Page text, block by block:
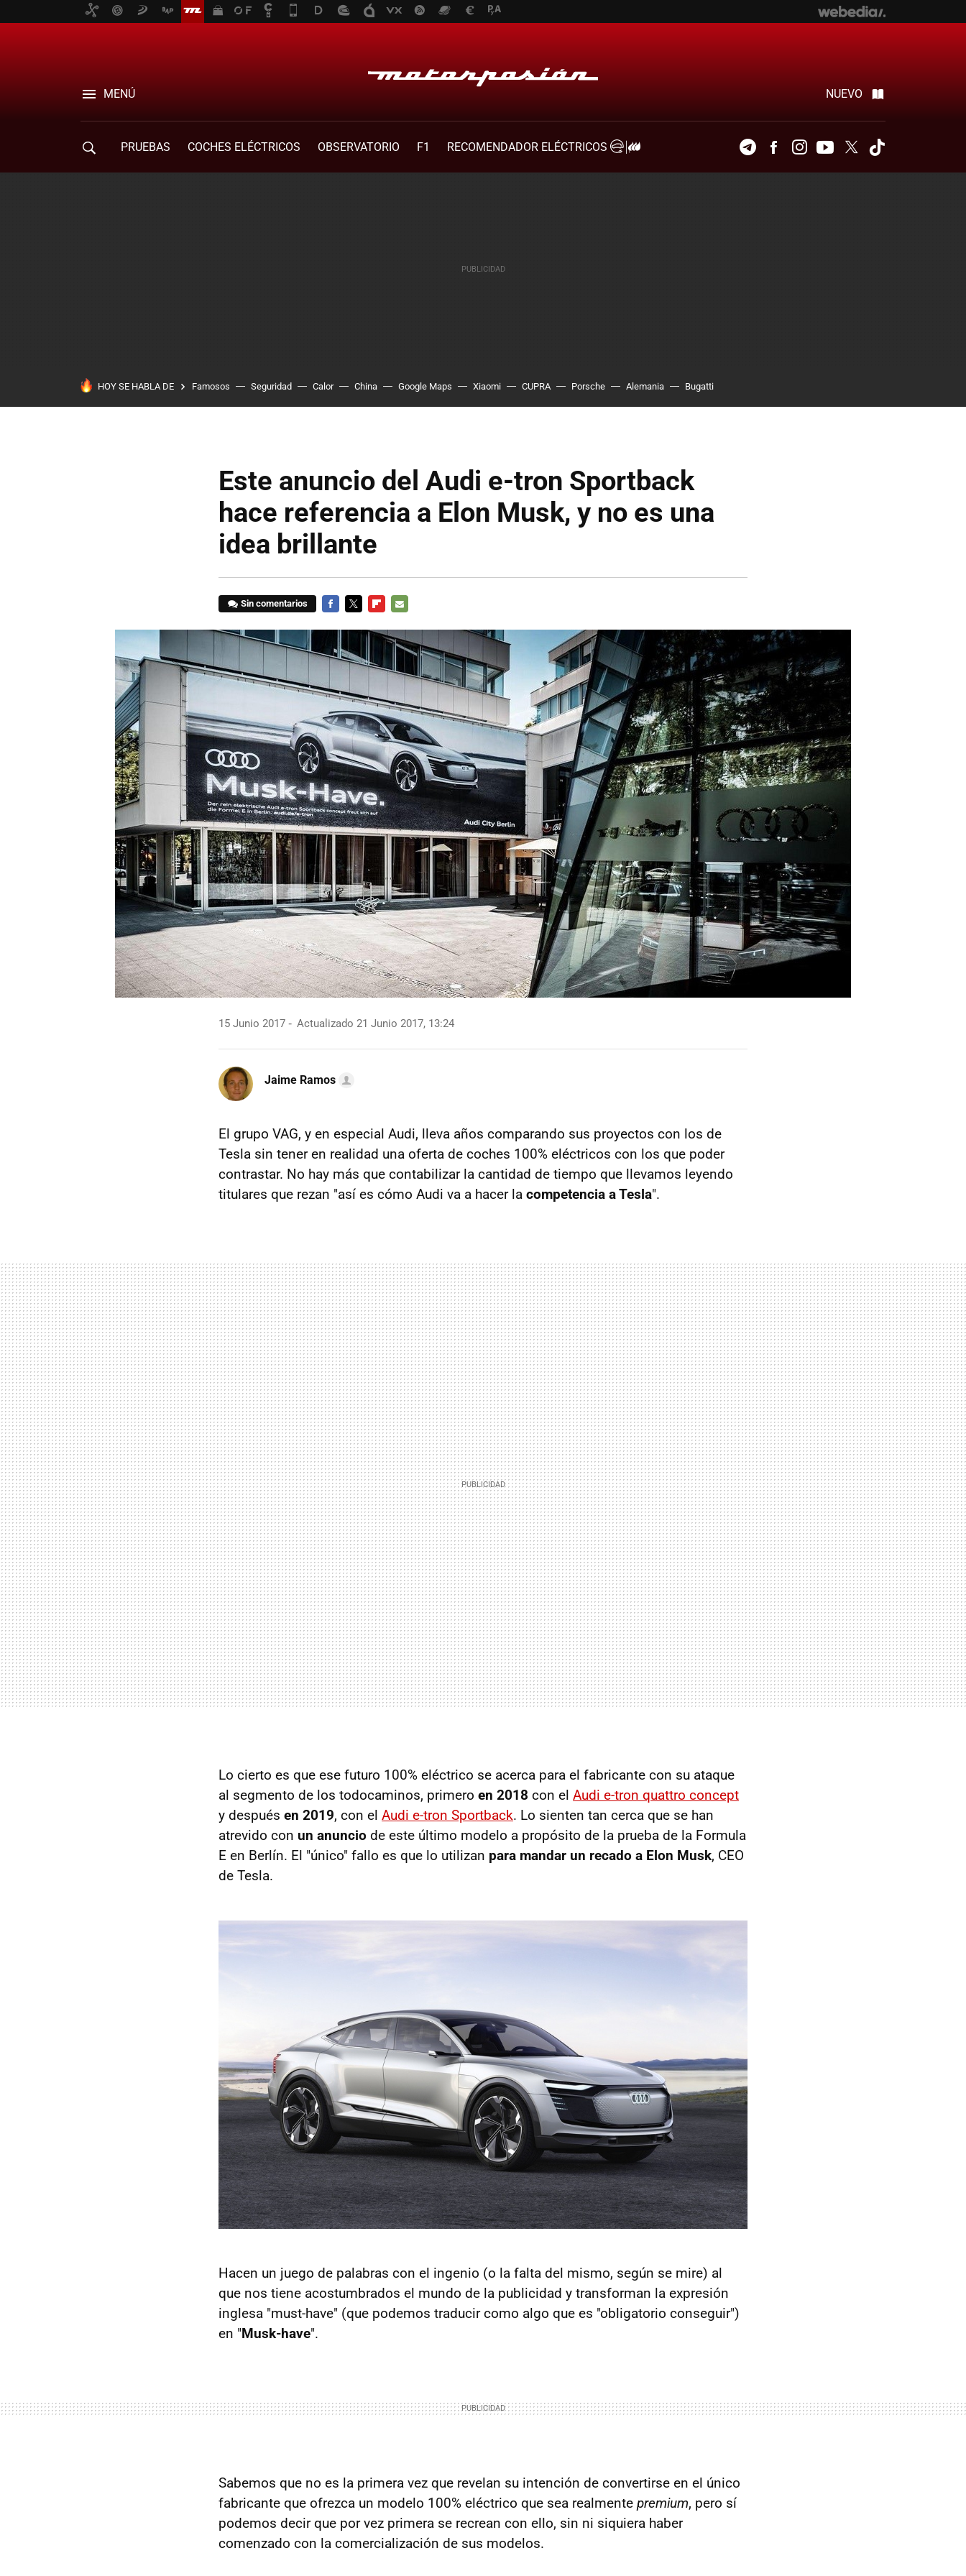
MENÚ NUEVO
PRUEBAS COCHES ELÉCTRICOS OBSERVATORIO F1
RECOMENDADOR ELÉCTRICOS
TelegramFacebookInstagramYoutubeTwitter
HOY SE HABLA DE Famosos Seguridad Calor China Google Maps Xiaomi CUPRA Porsche Alemania Bugatti
Este anuncio del Audi e-tron Sportback
hace referencia a Elon Musk, y no es una
idea brillante
Sin comentarios
MAIL
15 Junio 2017 Actualizado 21 Junio 2017, 13:24
Jaime Ramos
El grupo VAG, y en especial Audi, lleva años comparando sus proyectos con los de
Tesla sin tener en realidad una oferta de coches 100% eléctricos con los que poder
contrastar. No hay más que contabilizar la cantidad de tiempo que llevamos leyendo
titulares que rezan "así es cómo Audi va a hacer la competencia a Tesla".
Lo cierto es que ese futuro 100% eléctrico se acerca para el fabricante con su ataque
al segmento de los todocaminos, primero en 2018 con el Audi e-tron quattro concept
y después en 2019, con el Audi e-tron Sportback. Lo sienten tan cerca que se han
atrevido con un anuncio de este último modelo a propósito de la prueba de la Formula
E en Berlín. El "único" fallo es que lo utilizan para mandar un recado a Elon Musk, CEO
de Tesla.
Hacen un juego de palabras con el ingenio (o la falta del mismo, según se mire) al
que nos tiene acostumbrados el mundo de la publicidad y transforman la expresión
inglesa "must-have" (que podemos traducir como algo que es "obligatorio conseguir")
en "Musk-have".
Sabemos que no es la primera vez que revelan su intención de convertirse en el único
fabricante que ofrezca un modelo 100% eléctrico que sea realmente premium, pero sí
podemos decir que por vez primera se recrean con ello, sin ni siquiera haber
comenzado con la comercialización de sus modelos.